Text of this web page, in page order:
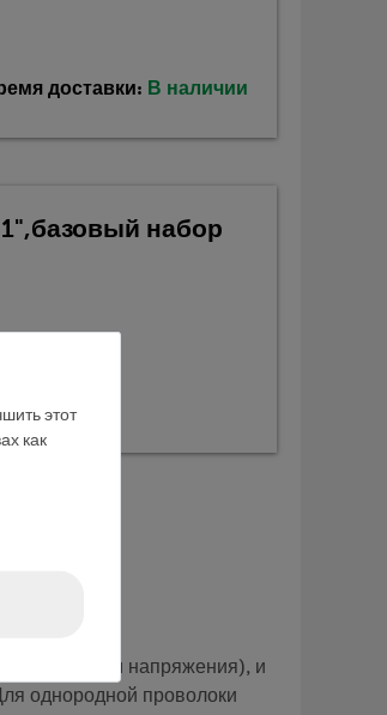
доставки: В наличии
набор
(делителем напряжения), и
однородной проволоки
этот
как